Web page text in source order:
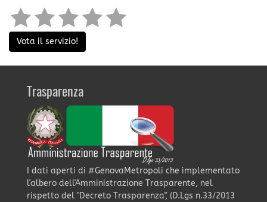
Vota il servizio!
Trasparenza
I dati aperti di #GenovaMetropoli che implementato
l'albero dell'Amministrazione Trasparente, nel
rispetto del "Decreto Trasparenza", (D.Lgs n.33/2013